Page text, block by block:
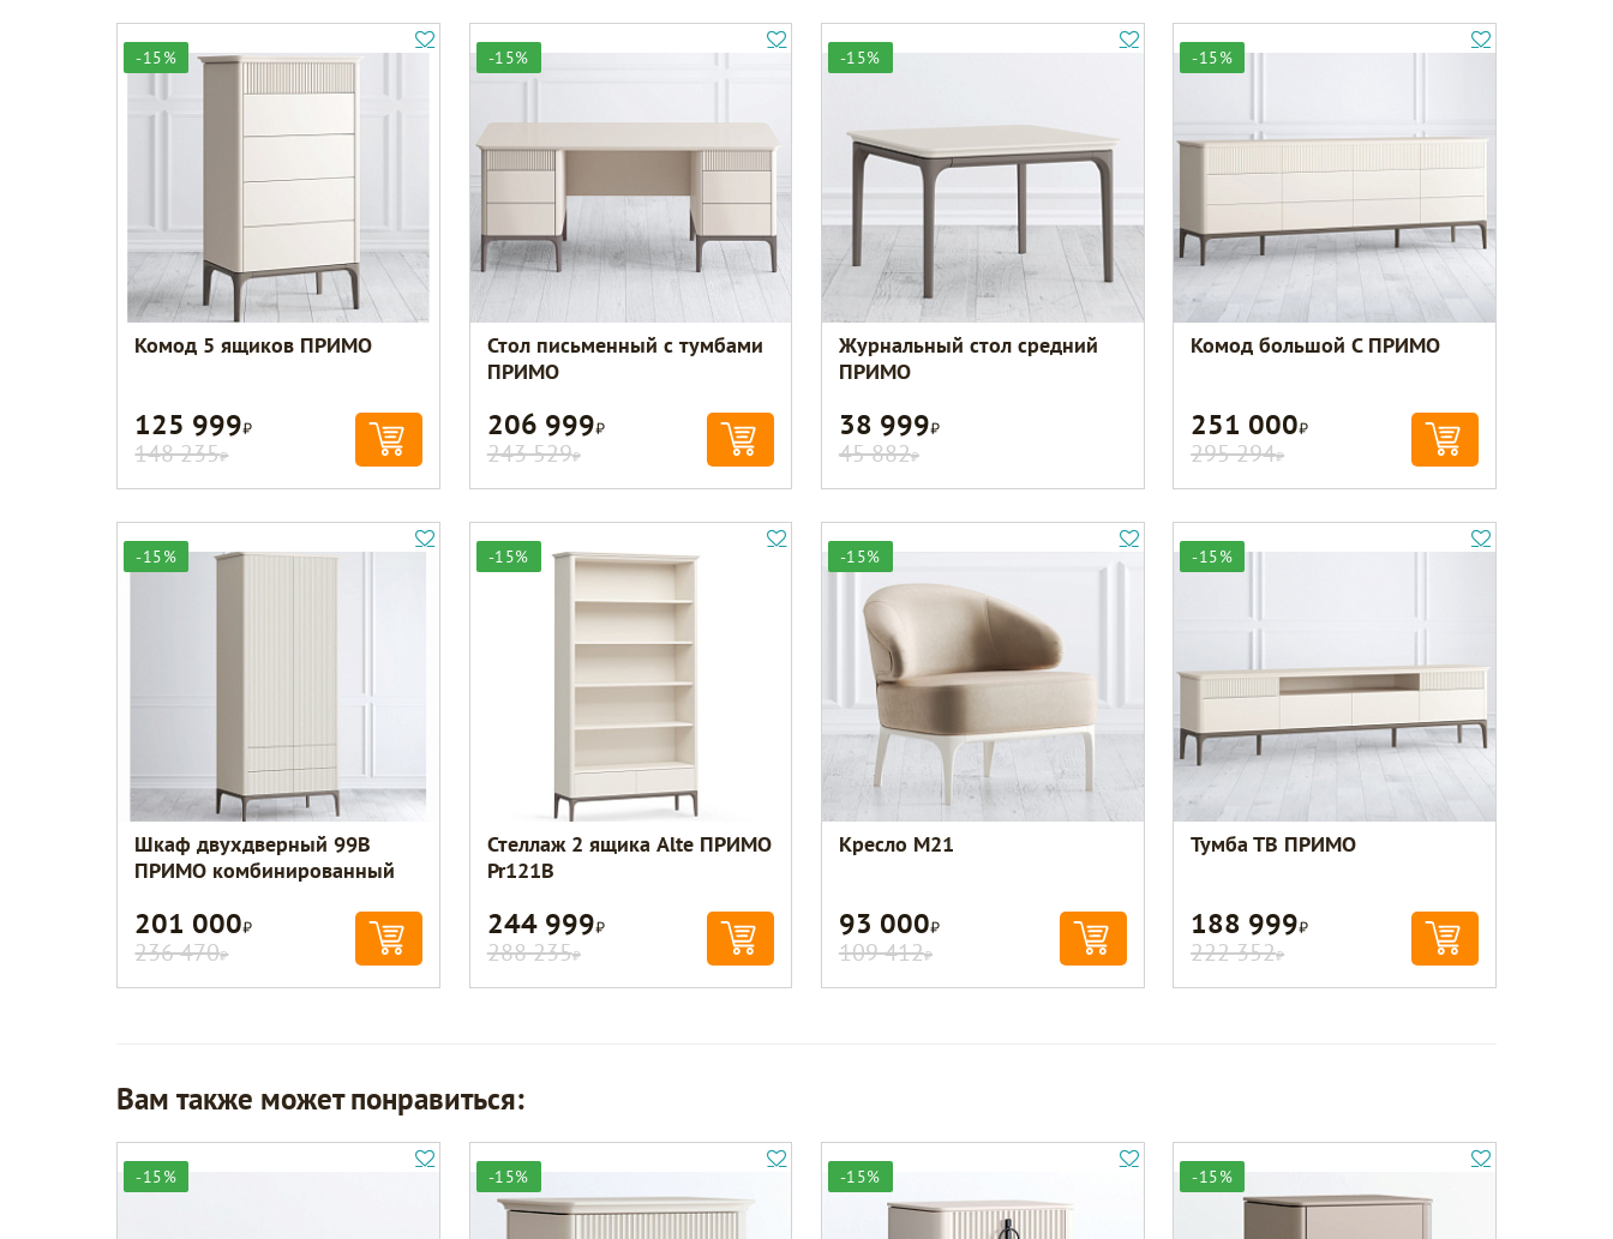
-15%
Комод 5 ящиков ПРИМО
125 999Р
148 235Р
-15%
Стол письменный с тумбами
ПРИМО
206 999Р
243 529Р
-15%
Журнальный стол средний
ПРИМО
38 999Р
45 882Р
-15%
Комод большой C ПРИМО
251 000Р
295 294Р
-15%
Шкаф двухдверный 99B
ПРИМО комбинированный
201 000Р
236 470Р
-15%
Стеллаж 2 ящика Alte ПРИМО
Pr121B
244 999Р
288 235Р
-15%
Кресло M21
93 000Р
109 412Р
-15%
Тумба ТВ ПРИМО
188 999Р
222 352Р
Вам также может понравиться:
-15% -15% -15% -15%